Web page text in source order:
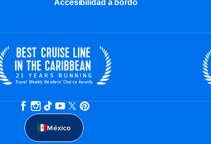
Accesibilidad a bordo
México